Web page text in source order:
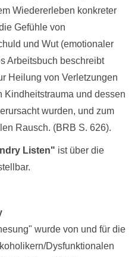
Wiedererleben konkreter
Gefühle von
und Wut (emotionaler
Arbeitsbuch beschreibt
Heilung von Verletzungen
Kindheitstrauma und dessen
wurden, und zum
Rausch. (BRB S. 626).
Listen" ist über die
wurde von und für die
Dysfunktionalen